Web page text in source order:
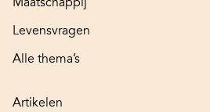
Levensvragen
Alle thema’s
Artikelen